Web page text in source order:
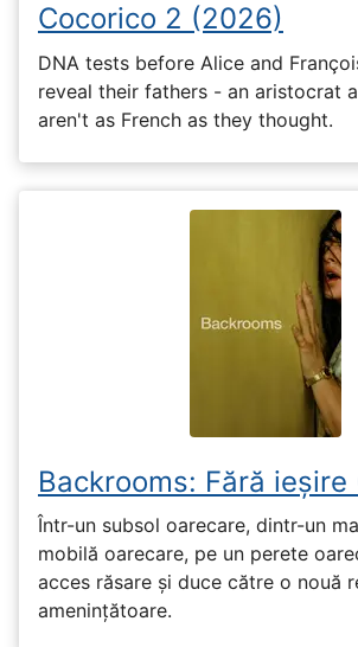
Cocorico 2 (2026)
DNA tests before Alice and
reveal their fathers - an aristocrat
aren't as French as they thought.
Backrooms: Fără
Într-un subsol oarecare, dintr-un
mobilă oarecare, pe un perete
acces răsare și duce către o nouă
amenințătoare.